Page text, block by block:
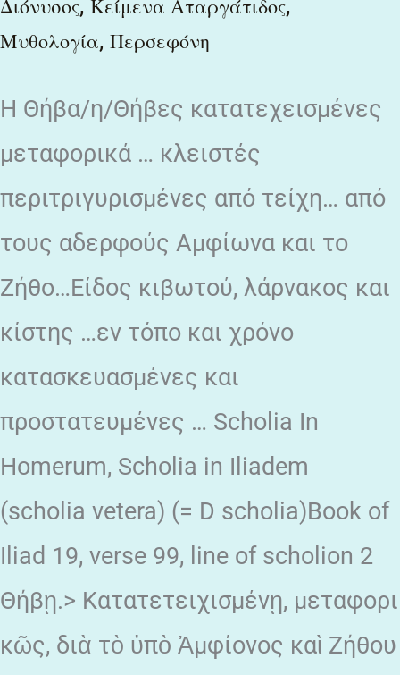
Διόνυσος Κείμενα Αταργάτιδος
Μυθολογία, Περσεφόνη
Η Θήβα/η/Θήβες κατατεχεισμένες
μεταφορικά … κλειστές
περιτριγυρισμένες από τείχη… από
τους αδερφούς Αμφίωνα και το
Ζήθο…Είδος κιβωτού, λάρνακος και
κίστης …εν τόπο και χρόνο
κατασκευασμένες και
προστατευμένες … Scholia In
Homerum, Scholia in Iliadem
(scholia vetera) (= D scholia)Book of
Iliad 19, verse 99, line of scholion 2
Θήβῃ.> Κατατετειχισμένῃ, μεταφορι
κῶς, διὰ τὸ ὑπὸ Ἀμφίονος καὶ Ζήθου
ἀπεθέμην
εἰς
κάλαθον
ἐκ
καλάθου
εἰς
κίστην